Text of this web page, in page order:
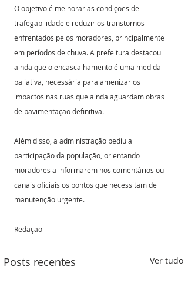
O objetivo é melhorar as condições de
trafegabilidade e reduzir os transtornos
enfrentados pelos moradores, principalmente
em períodos de chuva. A prefeitura destacou
ainda que o encascalhamento é uma medida
paliativa, necessária para amenizar os
impactos nas ruas que ainda aguardam obras
de pavimentação definitiva.
Além disso, a administração pediu a
participação da população, orientando
moradores a informarem nos comentários ou
canais oficiais os pontos que necessitam de
manutenção urgente.
Redação
Posts recentes Ver tudo